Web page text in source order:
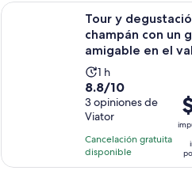
Tour y
champán con un
amigable en el
del Marne
La
actividad
dura
1
hora
1 h
8.8
de
10
con
3
opiniones
8.8/10
3 opiniones de
Viator
Cancelación gratuita
disponible
El
Tour y degustación de champán